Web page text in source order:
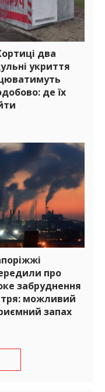
два
укриття
де їх
про
забруднення
можливий
запах